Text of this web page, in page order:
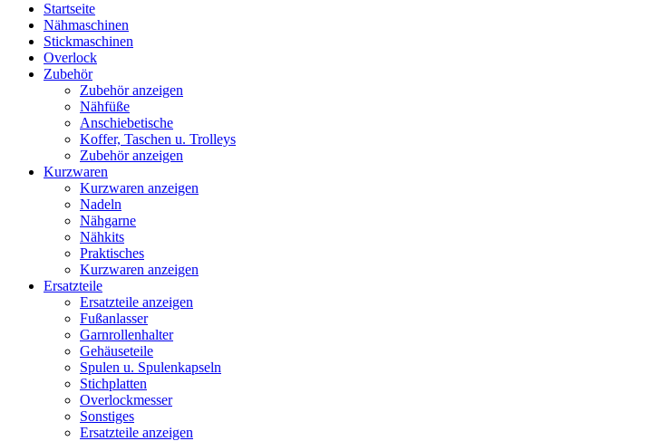
Startseite
Nähmaschinen
Stickmaschinen
Overlock
Zubehör
Zubehör anzeigen
Nähfüße
Anschiebetische
Koffer, Taschen u. Trolleys
Zubehör anzeigen
Kurzwaren
Kurzwaren anzeigen
Nadeln
Nähgarne
Nähkits
Praktisches
Kurzwaren anzeigen
Ersatzteile
Ersatzteile anzeigen
Fußanlasser
Garnrollenhalter
Gehäuseteile
Spulen u. Spulenkapseln
Stichplatten
Overlockmesser
Sonstiges
Ersatzteile anzeigen